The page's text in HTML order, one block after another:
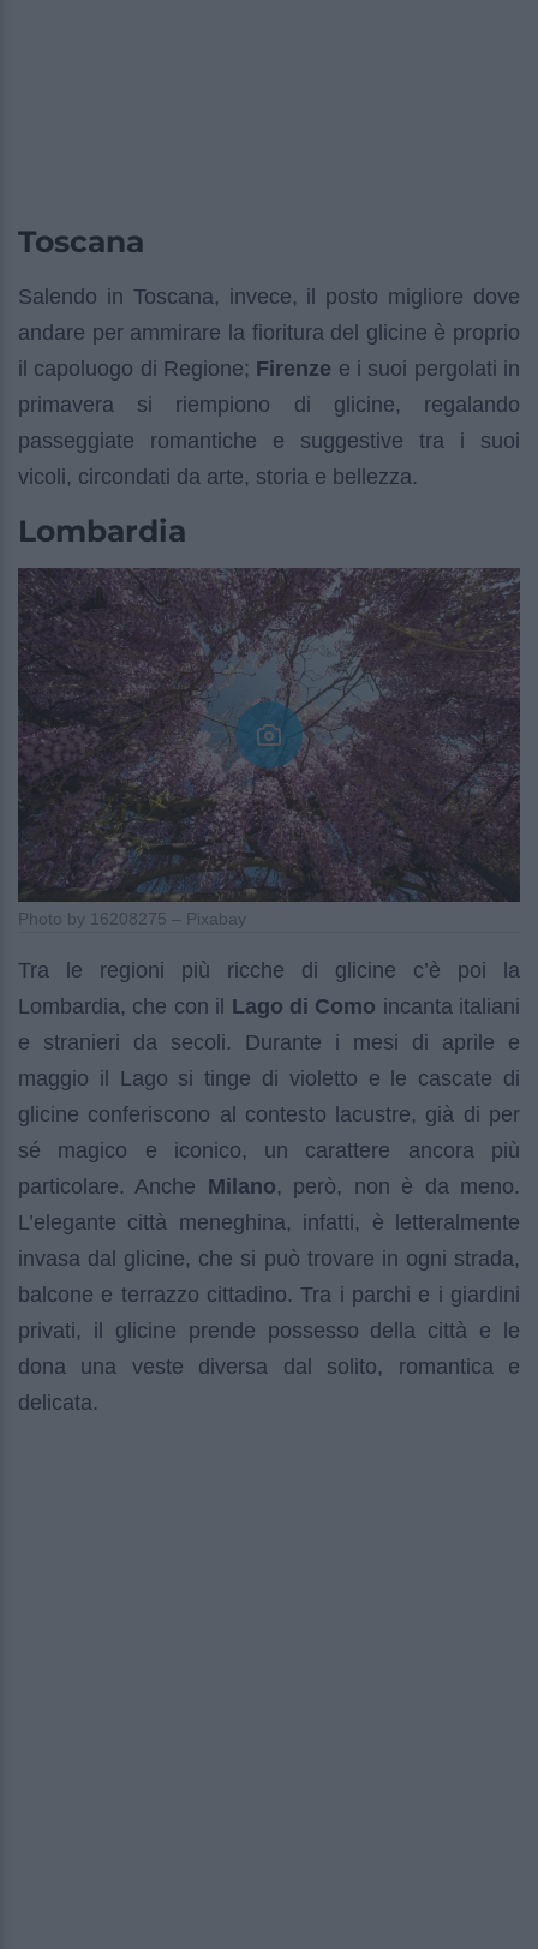
Toscana
Salendo in Toscana, invece, il posto migliore dove
andare per ammirare la fioritura del glicine è proprio
il capoluogo di Regione; Firenze e i suoi pergolati in
primavera si riempiono di glicine, regalando
passeggiate romantiche e suggestive tra i suoi
vicoli, circondati da arte, storia e bellezza.
Lombardia
Photo by 16208275 – Pixabay
Tra le regioni più ricche di glicine c’è poi la
Lombardia, che con il Lago di Como incanta italiani
e stranieri da secoli. Durante i mesi di aprile e
maggio il Lago si tinge di violetto e le cascate di
glicine conferiscono al contesto lacustre, già di per
sé magico e iconico, un carattere ancora più
particolare. Anche Milano, però, non è da meno.
L’elegante città meneghina, infatti, è letteralmente
invasa dal glicine, che si può trovare in ogni strada,
balcone e terrazzo cittadino. Tra i parchi e i giardini
privati, il glicine prende possesso della città e le
dona una veste diversa dal solito, romantica e
delicata.